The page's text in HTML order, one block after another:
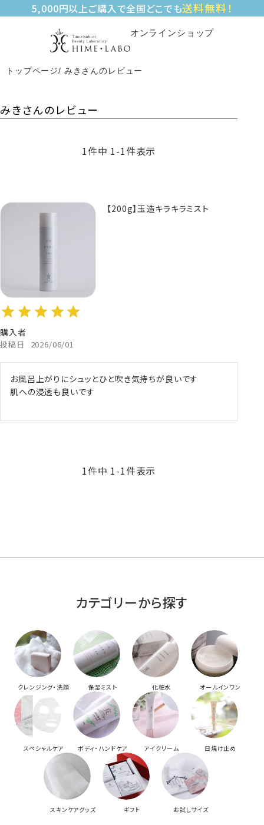
5,000円以上ご購入で全国どこでも送料無料！
オンラインショップ
トップページ みきさんのレビュー
みきさんのレビュー
1件中 1-1件表示
【200g】玉造キラキラミスト
購入者
投稿日 2026/06/01
お風呂上がりにシュッとひと吹き気持ちが良いです
肌への浸透も良いです
1件中 1-1件表示
カテゴリーから探す
クレンジング・洗顔 保湿ミスト 化粧水 オールインワン
スペシャルケア ボディ・ハンドケア アイクリーム 日焼け止め
スキンケアグッズ ギフト お試しサイズ